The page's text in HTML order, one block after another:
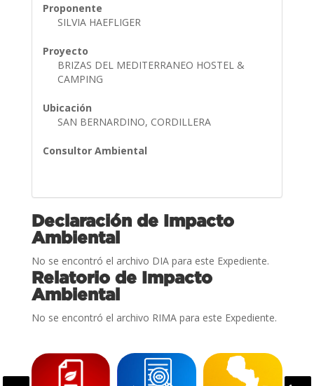
Proponente
SILVIA HAEFLIGER
Proyecto
BRIZAS DEL MEDITERRANEO HOSTEL &
CAMPING
Ubicación
SAN BERNARDINO, CORDILLERA
Consultor Ambiental
Declaración de Impacto
Ambiental
No se encontró el archivo DIA para este Expediente.
Relatorio de Impacto
Ambiental
No se encontró el archivo RIMA para este Expediente.